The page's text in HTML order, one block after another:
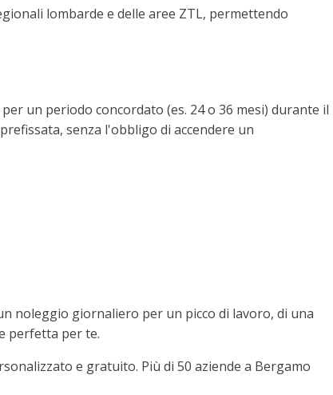
lombarde e delle aree ZTL, permettendo
un periodo concordato (es. 24 o 36 mesi) durante il
senza l'obbligo di accendere un
noleggio giornaliero per un picco di lavoro, di una
perfetta per te.
e gratuito. Più di 50 aziende a Bergamo